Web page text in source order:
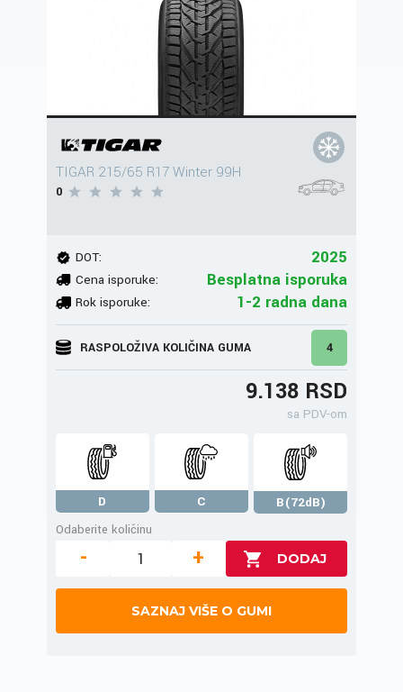
TIGAR 215/65 R17 Winter 99H
0
DOT: 2025
Cena isporuke: Besplatna isporuka
Rok isporuke: 1-2 radna dana
RASPOLOŽIVA KOLIČINA GUMA 4
9.138 RSD
sa PDV-om
D C
B(72dB)
Odaberite količinu
- +
SAZNAJ VIŠE O GUMI